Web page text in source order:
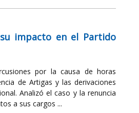
impacto en el Partido
por la causa de horas
de Artigas y las derivaciones
Analizó el caso y la renuncia
a sus cargos ...